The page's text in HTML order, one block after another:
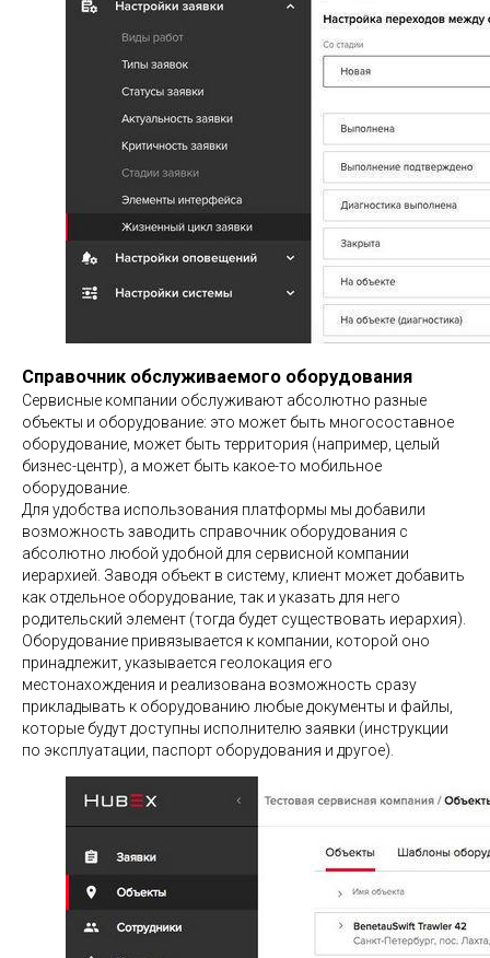
Справочник обслуживаемого оборудования
Сервисные компании обслуживают абсолютно разные
объекты и оборудование: это может быть многосоставное
оборудование, может быть территория (например, целый
бизнес-центр), а может быть какое-то мобильное
оборудование.
Для удобства использования платформы мы добавили
возможность заводить справочник оборудования с
абсолютно любой удобной для сервисной компании
иерархией. Заводя объект в систему, клиент может добавить
как отдельное оборудование, так и указать для него
родительский элемент (тогда будет существовать иерархия).
Оборудование привязывается к компании, которой оно
принадлежит, указывается геолокация его
местонахождения и реализована возможность сразу
прикладывать к оборудованию любые документы и файлы,
которые будут доступны исполнителю заявки (инструкции
по эксплуатации, паспорт оборудования и другое).